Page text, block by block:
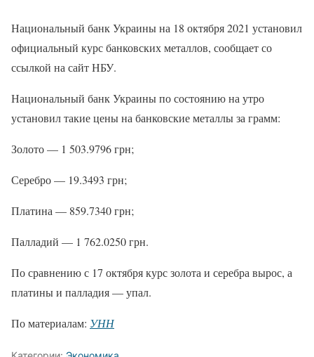
Национальный банк Украины на 18 октября 2021 установил
официальный курс банковских металлов, сообщает со
ссылкой на сайт НБУ.
Национальный банк Украины по состоянию на утро
установил такие цены на банковские металлы за грамм:
Золото — 1 503.9796 грн;
Серебро — 19.3493 грн;
Платина — 859.7340 грн;
Палладий — 1 762.0250 грн.
По сравнению с 17 октября курс золота и серебра вырос, а
платины и палладия — упал.
По материалам: УНН